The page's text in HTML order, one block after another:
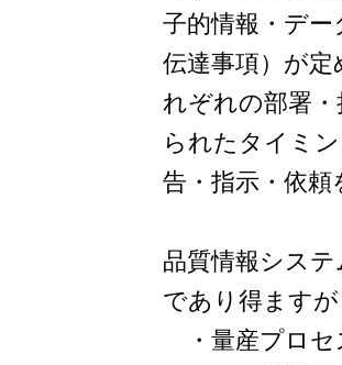
子的情報・デ
伝達事項）が
れぞれの部署
られたタイミ
告・指示・依
品質情報シス
であり得ます
・量産プロセ